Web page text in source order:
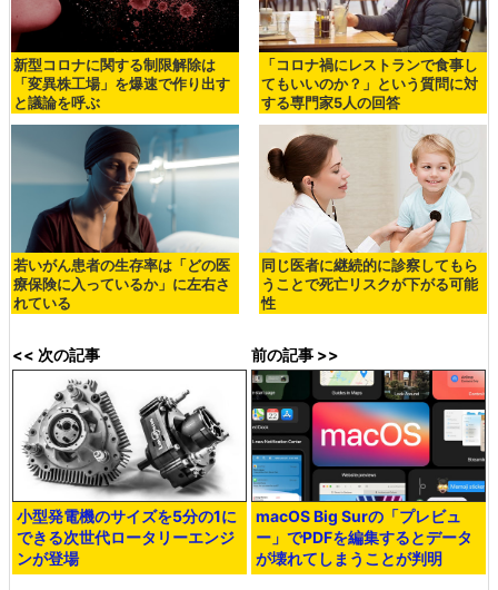
新型コロナに関する制限解除は
「変異株工場」を爆速で作り出す
と議論を呼ぶ
「コロナ禍にレストランで食事し
てもいいのか？」という質問に対
する専門家5人の回答
若いがん患者の生存率は「どの医
療保険に入っているか」に左右さ
れている
同じ医者に継続的に診察してもら
うことで死亡リスクが下がる可能
性
<< 次の記事
小型発電機のサイズを5分の1に
できる次世代ロータリーエンジ
ンが登場
前の記事 >>
macOS Big Surの「プレビュ
ー」でPDFを編集するとデータ
が壊れてしまうことが判明